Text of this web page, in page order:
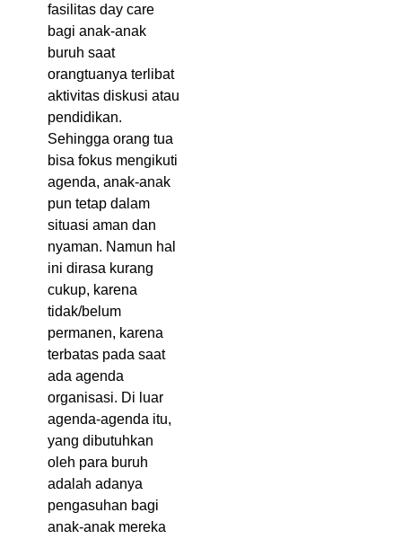
fasilitas day care
bagi anak-anak
buruh saat
orangtuanya terlibat
aktivitas diskusi atau
pendidikan.
Sehingga orang tua
bisa fokus mengikuti
agenda, anak-anak
pun tetap dalam
situasi aman dan
nyaman. Namun hal
ini dirasa kurang
cukup, karena
tidak/belum
permanen, karena
terbatas pada saat
ada agenda
organisasi. Di luar
agenda-agenda itu,
yang dibutuhkan
oleh para buruh
adalah adanya
pengasuhan bagi
anak-anak mereka